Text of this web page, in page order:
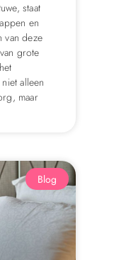
staat
en
van deze
grote
alleen
maar
Blog